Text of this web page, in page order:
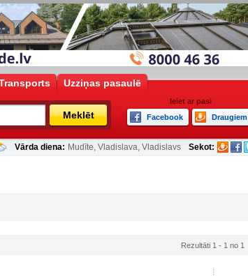
Uzziņas pasaulē
Meklēt
Ieiet ar pasi
Facebook
Draugiem
Vārda diena: Mudīte, Vladislava, Vladislavs Sekot:
Rezultāti 1 - 1 no 1